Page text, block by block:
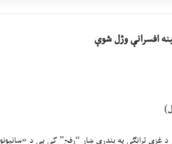
افسرانې وژل شوې
د غزې تړانګې په بندري ښار “رفح” کې یې د